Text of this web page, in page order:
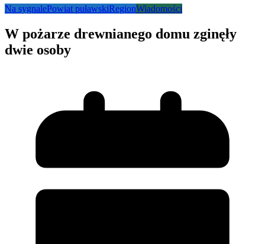
Na sygnalePowiat puławskiRegionWiadomości
W pożarze drewnianego domu zginęły
dwie osoby